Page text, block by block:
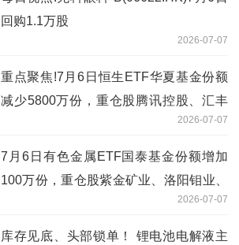
回购1.1万股
2026-07-07
重点聚焦!7月6日恒生ETF华夏基金份额
减少5800万份，重仓股腾讯控股、汇丰
2026-07-07
7月6日有色金属ETF国泰基金份额增加
100万份，重仓股紫金矿业、洛阳钼业、
2026-07-07
库存见底、头部锁单！ 锂电池电解液主